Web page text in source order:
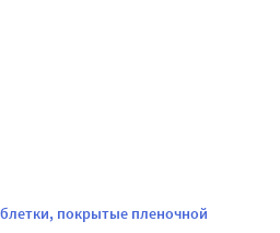
покрытые пленочной